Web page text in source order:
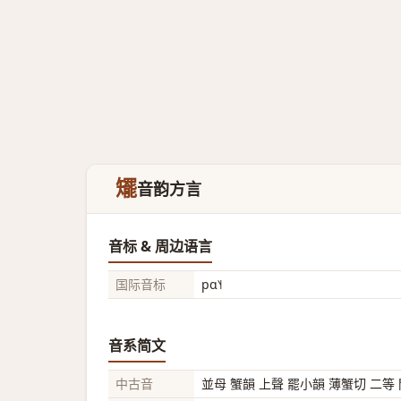
矲音韵方言
音标 & 周边语言
国际音标 pɑ˥˧
音系简文
中古音 並母 蟹韻 上聲 罷小韻 薄蟹切 二等